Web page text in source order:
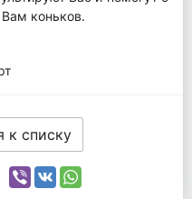
коньков.
к списку